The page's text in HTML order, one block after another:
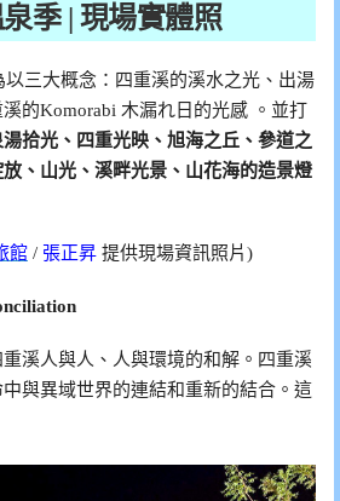
季 | 現場實體照
以三大概念：四重溪的溪水之光、出湯
的Komorabi 木漏れ日的光感 。並打
拾光、四重光映、旭海之丘、參道之
、山光、溪畔光景、山花海的造景燈
館 / 張正昇 提供現場資訊照片)
溪人與人、人與環境的和解。四重溪
與異域世界的連結和重新的結合。這